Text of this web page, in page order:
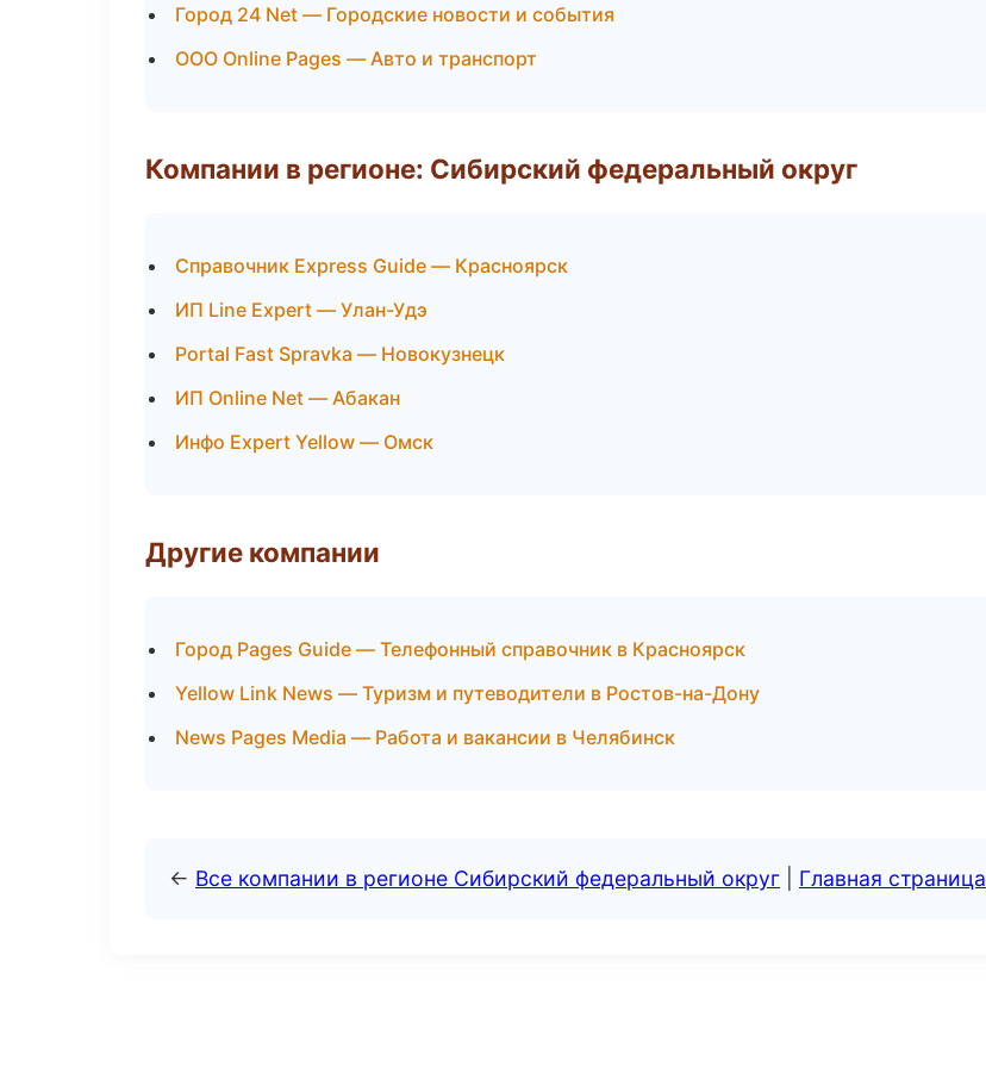
Город 24 Net — Городские новости и события
ООО Online Pages — Авто и транспорт
Компании в регионе: Сибирский федеральный округ
Справочник Express Guide — Красноярск
ИП Line Expert — Улан-Удэ
Portal Fast Spravka — Новокузнецк
ИП Online Net — Абакан
Инфо Expert Yellow — Омск
Другие компании
Город Pages Guide — Телефонный справочник в Красноярск
Yellow Link News — Туризм и путеводители в Ростов-на-Дону
News Pages Media — Работа и вакансии в Челябинск
← Все компании в регионе Сибирский федеральный округ Главная страница